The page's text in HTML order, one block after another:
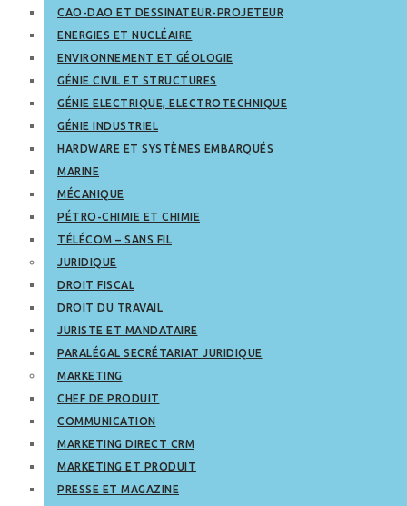
CAO-DAO ET DESSINATEUR-PROJETEUR
ENERGIES ET NUCLÉAIRE
ENVIRONNEMENT ET GÉOLOGIE
GÉNIE CIVIL ET STRUCTURES
GÉNIE ELECTRIQUE, ELECTROTECHNIQUE
GÉNIE INDUSTRIEL
HARDWARE ET SYSTÈMES EMBARQUÉS
MARINE
MÉCANIQUE
PÉTRO-CHIMIE ET CHIMIE
TÉLÉCOM – SANS FIL
JURIDIQUE
DROIT FISCAL
DROIT DU TRAVAIL
JURISTE ET MANDATAIRE
PARALÉGAL SECRÉTARIAT JURIDIQUE
MARKETING
CHEF DE PRODUIT
COMMUNICATION
MARKETING DIRECT CRM
MARKETING ET PRODUIT
PRESSE ET MAGAZINE